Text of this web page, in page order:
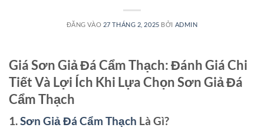
ĐĂNG VÀO 27 THÁNG 2, 2025 BỞI ADMIN
Giá Sơn Giả Đá Cẩm Thạch: Đánh Giá Chi
Tiết Và Lợi Ích Khi Lựa Chọn Sơn Giả Đá
Cẩm Thạch
1.Sơn Giả Đá Cẩm Thạch Là Gì?